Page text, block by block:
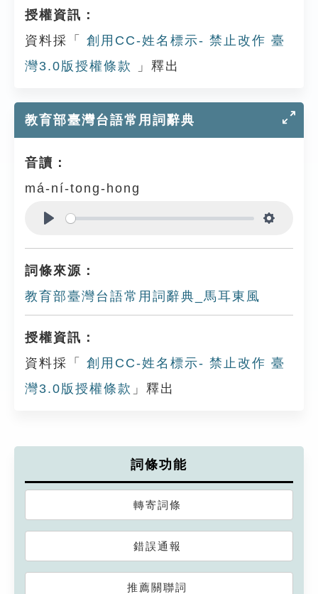
授權資訊：
資料採「
創用CC-姓名標示- 禁止改作 臺
灣3.0版授權條款
」釋出
教育部臺灣台語常用詞辭典
音讀：
má-ní-tong-hong
詞條來源：
教育部臺灣台語常用詞辭典_馬耳東風
授權資訊：
資料採「
創用CC-姓名標示- 禁止改作 臺
灣3.0版授權條款 」釋出
詞條功能
轉寄詞條
錯誤通報
推薦關聯詞